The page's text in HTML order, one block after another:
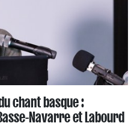
chant basque :
Navarre et Labourd